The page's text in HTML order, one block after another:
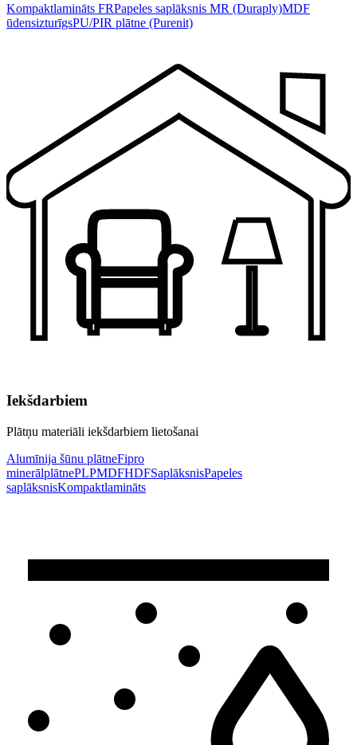
Kompaktlamināts FRPapeles saplāksnis MR (Duraply)MDF
ūdensizturīgsPU/PIR plātne (Purenit)
Iekšdarbiem
Plātņu materiāli iekšdarbiem lietošanai
Alumīnija šūnu plātneFipro
minerālplātnePLPMDFHDFSaplāksnisPapeles
saplāksnisKompaktlamināts